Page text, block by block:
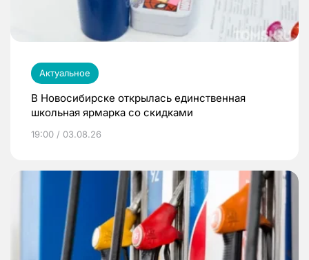
Актуальное
В Новосибирске открылась единственная
школьная ярмарка со скидками
19:00 / 03.08.26